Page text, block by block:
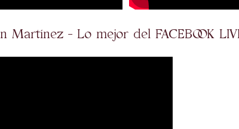
Martínez - Lo mejor del FACEBOOK